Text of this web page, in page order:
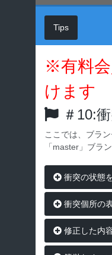
Tips
※有料
けます
＃10:
ここでは、ブラ
「master」ブラ
衝突の状態
衝突個所の
修正した内